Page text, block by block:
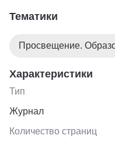
Тематики
Просвещение.
Характеристики
Тип
Журнал
Количество страниц